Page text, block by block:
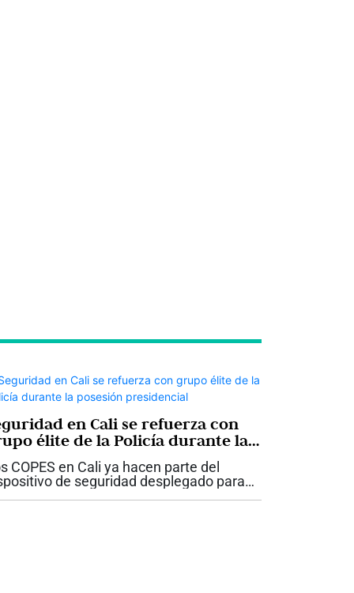
en Cali se refuerza con
élite de la Policía durante la
presidencial
COPES en Cali ya hacen parte del
de seguridad desplegado para